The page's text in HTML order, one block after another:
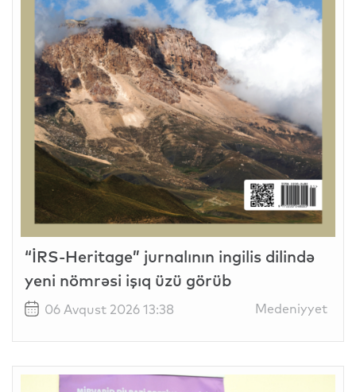
“İRS-Heritage” jurnalının ingilis dilində
yeni nömrəsi işıq üzü görüb
06 Avqust 2026 13:38 Medeniyyet